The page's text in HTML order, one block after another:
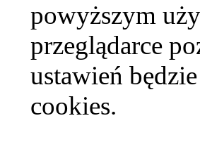
powyższym
przeglądarce
ustawień
cookies.